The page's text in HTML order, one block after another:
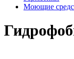
Моющие